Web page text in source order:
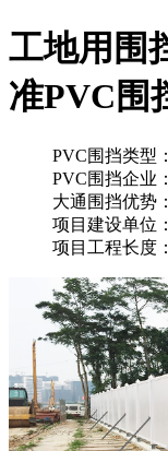
工地用围
准PVC围
PVC围挡类型
PVC围挡企业
大通围挡优势
项目建设单位
项目工程长度